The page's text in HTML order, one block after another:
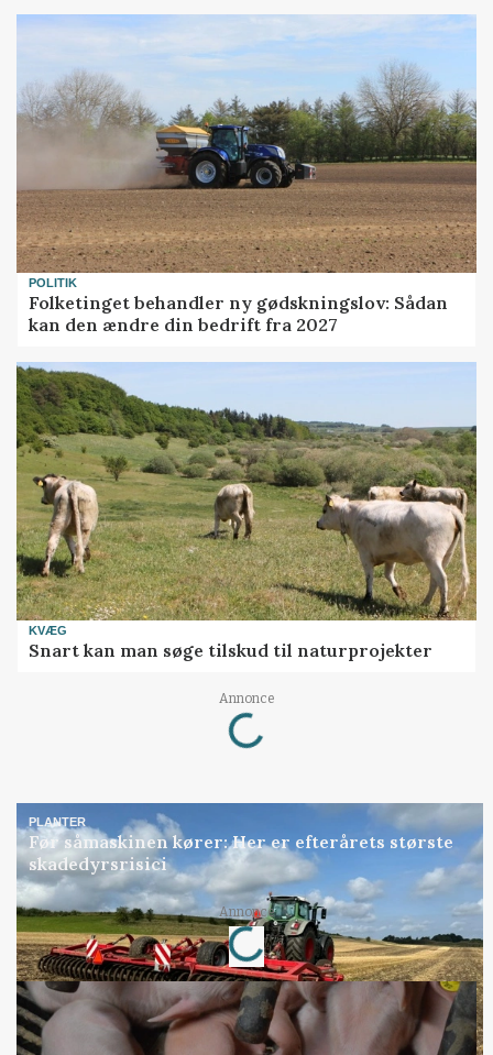
POLITIK
Folketinget behandler ny gødskningslov: Sådan
kan den ændre din bedrift fra 2027
KVÆG
Snart kan man søge tilskud til naturprojekter
Annonce
Loading...
PLANTER
Før såmaskinen kører: Her er efterårets største
skadedyrsrisici
Annonce
Loading...